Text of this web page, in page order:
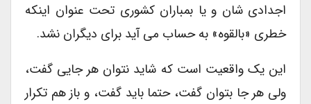
اجدادی شان و یا بمباران کشوری تحت عنوان اینکه
خطری «بالقوه» به حساب می آید برای دیگران نشد.
این یک واقعیت است که شاید نتوان هر جایی گفت،
ولی هر جا بتوان گفت، حتما باید گفت، و باز هم تکرار